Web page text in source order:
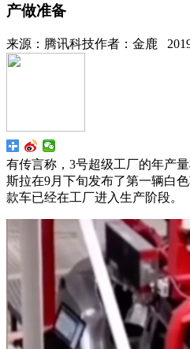
产做准备
来源： 腾讯科技作者： 金鹿
有传言称，3号超级工厂的年产
斯拉在9月下旬发布了第一辆白
款车已经在工厂进入生产阶段。